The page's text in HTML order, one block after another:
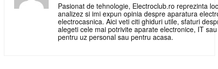
Pasionat de tehnologie, Electroclub.ro reprezinta
analizez si imi expun opinia despre aparatura
electrocasnica. Aici veti citi ghiduri utile, sfaturi
alegeti cele mai potrivite aparate electronice, IT
pentru uz personal sau pentru acasa.